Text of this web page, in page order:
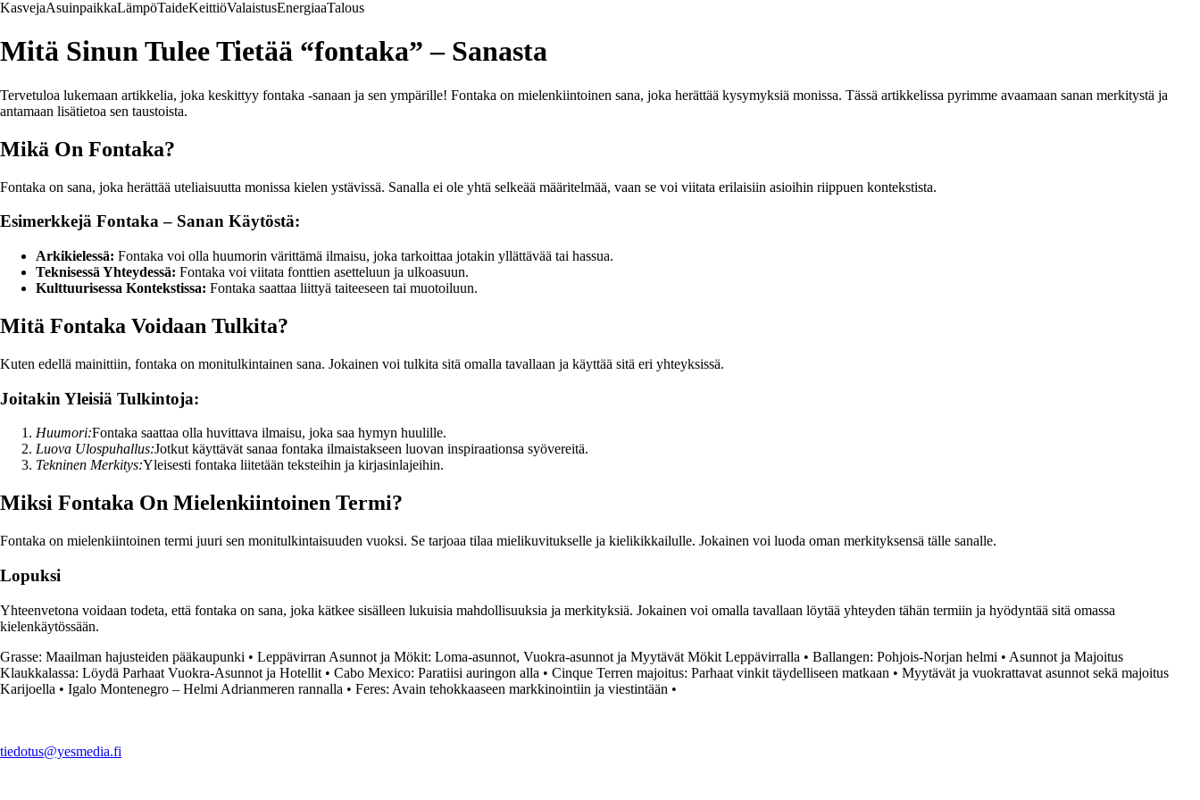
KasvejaAsuinpaikkaLämpöTaideKeittiöValaistusEnergiaaTalous
Mitä Sinun Tulee Tietää “fontaka” – Sanasta
Tervetuloa lukemaan artikkelia, joka keskittyy fontaka -sanaan ja sen ympärille! Fontaka on mielenkiintoinen sana, joka herättää kysymyksiä monissa. Tässä artikkelissa pyrimme avaamaan sanan merkitystä ja
antamaan lisätietoa sen taustoista.
Mikä On Fontaka?
Fontaka on sana, joka herättää uteliaisuutta monissa kielen ystävissä. Sanalla ei ole yhtä selkeää määritelmää, vaan se voi viitata erilaisiin asioihin riippuen kontekstista.
Esimerkkejä Fontaka – Sanan Käytöstä:
Arkikielessä: Fontaka voi olla huumorin värittämä ilmaisu, joka tarkoittaa jotakin yllättävää tai hassua.
Teknisessä Yhteydessä: Fontaka voi viitata fonttien asetteluun ja ulkoasuun.
Kulttuurisessa Kontekstissa: Fontaka saattaa liittyä taiteeseen tai muotoiluun.
Mitä Fontaka Voidaan Tulkita?
Kuten edellä mainittiin, fontaka on monitulkintainen sana. Jokainen voi tulkita sitä omalla tavallaan ja käyttää sitä eri yhteyksissä.
Joitakin Yleisiä Tulkintoja:
Huumori:Fontaka saattaa olla huvittava ilmaisu, joka saa hymyn huulille.
Luova Ulospuhallus:Jotkut käyttävät sanaa fontaka ilmaistakseen luovan inspiraationsa syövereitä.
Tekninen Merkitys:Yleisesti fontaka liitetään teksteihin ja kirjasinlajeihin.
Miksi Fontaka On Mielenkiintoinen Termi?
Fontaka on mielenkiintoinen termi juuri sen monitulkintaisuuden vuoksi. Se tarjoaa tilaa mielikuvitukselle ja kielikikkailulle. Jokainen voi luoda oman merkityksensä tälle sanalle.
Lopuksi
Yhteenvetona voidaan todeta, että fontaka on sana, joka kätkee sisälleen lukuisia mahdollisuuksia ja merkityksiä. Jokainen voi omalla tavallaan löytää yhteyden tähän termiin ja hyödyntää sitä omassa
kielenkäytössään.
Grasse: Maailman hajusteiden pääkaupunki • Leppävirran Asunnot ja Mökit: Loma-asunnot, Vuokra-asunnot ja Myytävät Mökit Leppävirralla • Ballangen: Pohjois-Norjan helmi • Asunnot ja Majoitus
Klaukkalassa: Löydä Parhaat Vuokra-Asunnot ja Hotellit • Cabo Mexico: Paratiisi auringon alla • Cinque Terren majoitus: Parhaat vinkit täydelliseen matkaan • Myytävät ja vuokrattavat asunnot sekä majoitus
Karijoella • Igalo Montenegro – Helmi Adrianmeren rannalla • Feres: Avain tehokkaaseen markkinointiin ja viestintään •
tiedotus@yesmedia.fi